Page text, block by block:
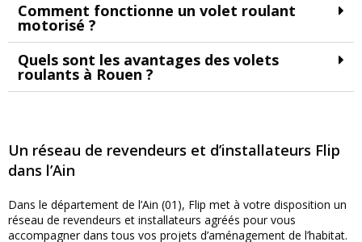
Comment fonctionne un volet roulant
motorisé ?
Quels sont les avantages des volets
roulants à Rouen ?
Un réseau de revendeurs et d’installateurs Flip
dans l’Ain
Dans le département de l’Ain (01), Flip met à votre disposition un
réseau de revendeurs et installateurs agréés pour vous
accompagner dans tous vos projets d’aménagement de l’habitat.